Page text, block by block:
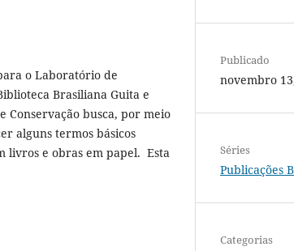
o Laboratório de
Brasiliana Guita e
Conservação busca, por meio
alguns termos básicos
livros e obras em papel. Esta
Publicado
novembro
Séries
Publicações
Categorias